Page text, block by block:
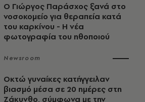
O Γιώργος Παράσχος ξανά στο
νοσοκομείο για θεραπεία κατά
του καρκίνου - Η νέα
φωτογραφία του ηθοποιού
Newsroom
Οκτώ γυναίκες κατήγγειλαν
βιασμό μέσα σε 20 ημέρες στη
Ζάκυνθο, σύμφωνα με την